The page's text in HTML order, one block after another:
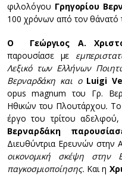
φιλολόγου Γρηγορίου
100 χρόνων από τον θάνατό
Ο Γεώργιος Α.
παρουσίασε με
Λεξικό των Ελλήνων
Βερναρδάκη και ο Luigi
opus magnum του Γρ.
Ηθικών του Πλουτάρχου.
έργο του τρίτου
Βερναρδάκη
Διευθύντρια Ερευνών στην
οικονομική σκέψη
παγκοσμιοποίησης. Και η